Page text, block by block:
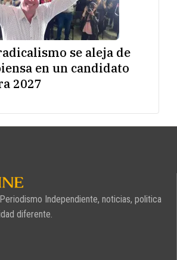
se aleja de
en un candidato
2027
Independiente, noticias, politica
diferente.